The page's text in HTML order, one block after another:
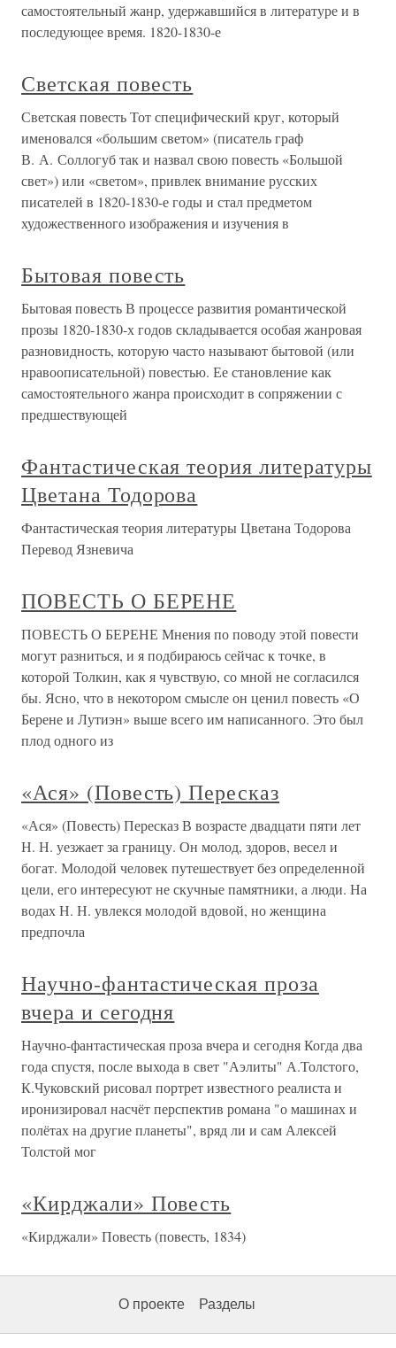
самостоятельный жанр, удержавшийся в литературе и в
последующее время. 1820-1830-е
Светская повесть
Светская повесть Тот специфический круг, который
именовался «большим светом» (писатель граф
В. А. Соллогуб так и назвал свою повесть «Большой
свет») или «светом», привлек внимание русских
писателей в 1820-1830-е годы и стал предметом
художественного изображения и изучения в
Бытовая повесть
Бытовая повесть В процессе развития романтической
прозы 1820-1830-х годов складывается особая жанровая
разновидность, которую часто называют бытовой (или
нравоописательной) повестью. Ее становление как
самостоятельного жанра происходит в сопряжении с
предшествующей
Фантастическая теория литературы
Цветана Тодорова
Фантастическая теория литературы Цветана Тодорова
Перевод Язневича
ПОВЕСТЬ О БЕРЕНЕ
ПОВЕСТЬ О БЕРЕНЕ Мнения по поводу этой повести
могут разниться, и я подбираюсь сейчас к точке, в
которой Толкин, как я чувствую, со мной не согласился
бы. Ясно, что в некотором смысле он ценил повесть «О
Берене и Лутиэн» выше всего им написанного. Это был
плод одного из
«Ася» (Повесть) Пересказ
«Ася» (Повесть) Пересказ В возрасте двадцати пяти лет
Н. Н. уезжает за границу. Он молод, здоров, весел и
богат. Молодой человек путешествует без определенной
цели, его интересуют не скучные памятники, а люди. На
водах Н. Н. увлекся молодой вдовой, но женщина
предпочла
Научно-фантастическая проза
вчера и сегодня
Научно-фантастическая проза вчера и сегодня Когда два
года спустя, после выхода в свет "Аэлиты" А.Толстого,
К.Чуковский рисовал портрет известного реалиста и
иронизировал насчёт перспектив романа "о машинах и
полётах на другие планеты", вряд ли и сам Алексей
Толстой мог
«Кирджали» Повесть
«Кирджали» Повесть (повесть, 1834)
О проекте Разделы